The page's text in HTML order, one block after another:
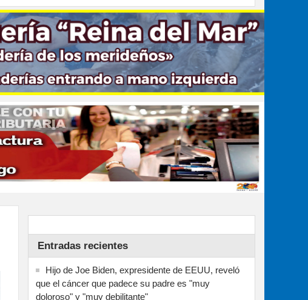
Entradas recientes
Hijo de Joe Biden, expresidente de EEUU, reveló
que el cáncer que padece su padre es "muy
doloroso" y "muy debilitante"